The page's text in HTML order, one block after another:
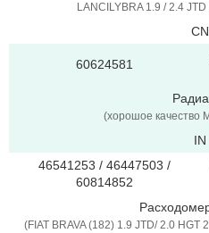
LANCILYBRA 1.9 / 2.4
CN
60624581
(хорошое качество
IN
46541253 / 46447503 /
60814852
(FIAT BRAVA (182) 1.9 JTD/ 2.0 HGT